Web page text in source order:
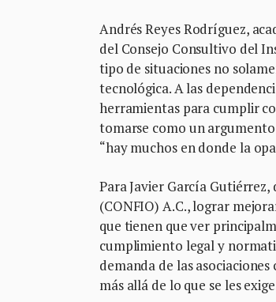
Andrés Reyes Rodríguez,
del Consejo Consultivo del
tipo de situaciones no
tecnológica. A las
herramientas para cumplir
tomarse como un
“hay muchos en donde la
Para Javier García
(CONFIO) A.C., lograr
que tienen que ver
cumplimiento legal y
demanda de las
más allá de lo que se les